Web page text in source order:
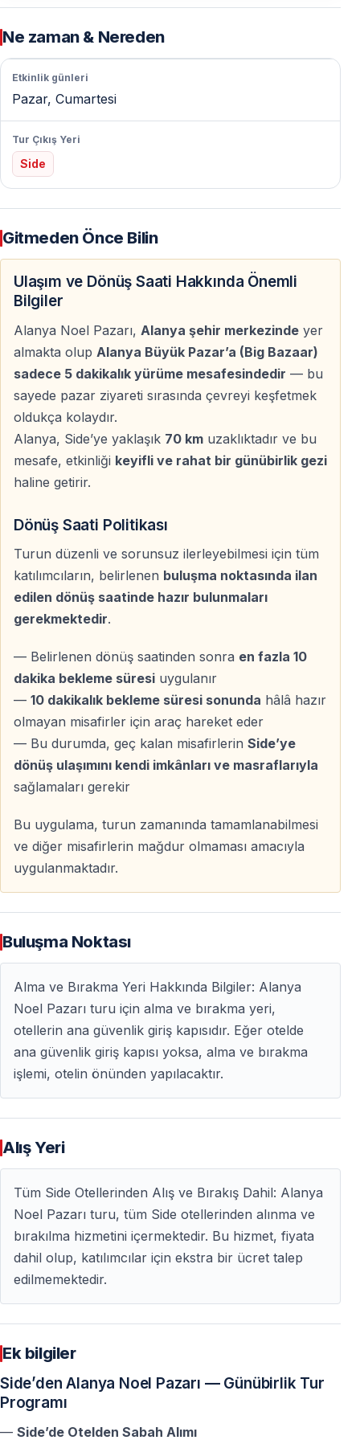
Alanya Noel Pazarı, el yapımı hediyeler arayanlar için
gerçek bir keşif alanıdır — yerel zanaatkârların
hazırladığı takılar, eşarplar ve dekoratif ürünler her
zevke hitap eder.
Sevdikleriniz İçin Özel Seçimler
Her köşede, sevdiklerinize alabileceğiniz ya da kendinizi
şımartabileceğiniz benzersiz ürünler bulabilirsiniz —
seri üretimden uzak, karakterli ve özel hediyeler.
Geleneksel Türk Sokak Lezzetleri
Noel pazarı sadece alışverişten ibaret değildir —
gözleme, kebap gibi geleneksel Türk sokak yemekleri
gün boyunca misafirleri bekler.
Tatlı Molası
Tatlı severler için Türk lokumu ve çeşitli Noel tatlıları
ideal bir mola sunar — sıcak içeceklerle birlikte keyifli
Çocuklara Özel Aktiviteler
Atlıkarınca ve zencefilli kurabiye evleri, çocukların
güvenli ve eğlenceli bir ortam sunulur.
Her Yaşa Hitap Eden Atmosfer
Uyumlu Noel şarkıları ve kalabalığın enerjisi, pazarı
sadece çocuklar için değil herkes için keyifli hale getirir.
Sıcakkanlı Karşılama ve Unutulmaz Anılar
Güler Yüzlü Satıcılar
Dost canlısı satıcılar, misafirleri samimi bir şekilde
karşılar — alışveriş deneyimi sıcak ve keyifli bir hale
gelir.
Sadece Bir Pazar Değil
Alanya Noel Pazarı, insanları bir araya getiren bir
kutlamadır — alışveriş, eğlence ve paylaşılan anılarla
dolu özel bir gün sunar.
Sıkça Sorulan Sorular
Alanya Noel Pazarı
cumartesi ve pazar günü
Alanya Noel Pazarı Side’den günübirlik ziyaret
edilebilir mi?
Evet — Side’den Alanya’ya kolay ulaşım sayesinde Noel
pazarı günübirlik bir gezi için idealdir.
Evet — atlıkarınca ve çocuklara yönelik aktiviteler
sayesinde aileler için uygundur.
Alanya Noel Pazarı’nda neler satın alınabilir?
Ne zaman & Nereden
Etkinlik günleri
Pazar, Cumartesi
Tur Çıkış Yeri
Side
Gitmeden Önce Bilin
Ulaşım ve Dönüş Saati Hakkında Önemli
Bilgiler
Alanya Noel Pazarı, Alanya şehir merkezinde yer
almakta olup Alanya Büyük Pazar’a (Big Bazaar)
sadece 5 dakikalık yürüme mesafesindedir — bu
sayede pazar ziyareti sırasında çevreyi keşfetmek
oldukça kolaydır.
Alanya, Side’ye yaklaşık 70 km uzaklıktadır ve bu
mesafe, etkinliği keyifli ve rahat bir günübirlik gezi
haline getirir.
Dönüş Saati Politikası
Turun düzenli ve sorunsuz ilerleyebilmesi için tüm
katılımcıların, belirlenen buluşma noktasında ilan
edilen dönüş saatinde hazır bulunmaları
gerekmektedir.
— Belirlenen dönüş saatinden sonra en fazla 10
dakika bekleme süresi uygulanır
— 10 dakikalık bekleme süresi sonunda hâlâ hazır
olmayan misafirler için araç hareket eder
— Bu durumda, geç kalan misafirlerin Side’ye
dönüş ulaşımını kendi imkânları ve masraflarıyla
sağlamaları gerekir
Bu uygulama, turun zamanında tamamlanabilmesi
ve diğer misafirlerin mağdur olmaması amacıyla
uygulanmaktadır.
Buluşma Noktası
Alma ve Bırakma Yeri Hakkında Bilgiler: Alanya
Noel Pazarı turu için alma ve bırakma yeri,
otellerin ana güvenlik giriş kapısıdır. Eğer otelde
ana güvenlik giriş kapısı yoksa, alma ve bırakma
işlemi, otelin önünden yapılacaktır.
Alış Yeri
Tüm Side Otellerinden Alış ve Bırakış Dahil: Alanya
Noel Pazarı turu, tüm Side otellerinden alınma ve
bırakılma hizmetini içermektedir. Bu hizmet, fiyata
dahil olup, katılımcılar için ekstra bir ücret talep
edilmemektedir.
Ek bilgiler
Side’den Alanya Noel Pazarı — Günübirlik Tur
Programı
— Side’de Otelden Sabah Alımı